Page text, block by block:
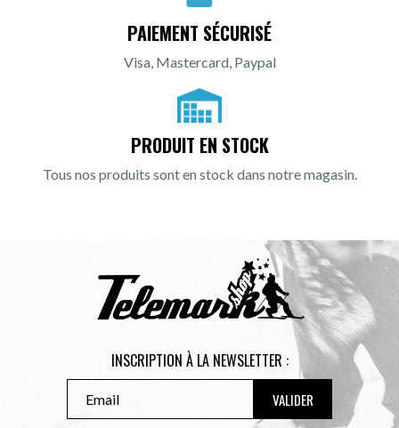
PAIEMENT SÉCURISÉ
Visa, Mastercard, Paypal
PRODUIT EN STOCK
Tous nos produits sont en stock dans notre magasin.
INSCRIPTION À LA NEWSLETTER :